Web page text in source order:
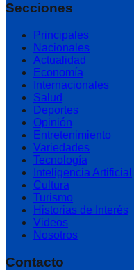
Secciones
Principales
Nacionales
Actualidad
Economía
Internacionales
Salud
Deportes
Opinión
Entretenimiento
Variedades
Tecnología
Inteligencia Artificial
Cultura
Turismo
Historias de Interés
Videos
Nosotros
Contacto